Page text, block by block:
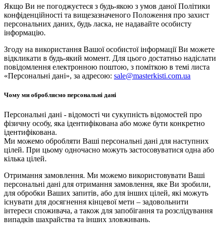
Якщо Ви не погоджуєтеся з будь-якою з умов даної Політики
конфіденційності та вищезазначеного Положення про захист
персональних даних, будь ласка, не надавайте особисту
інформацію.
Згоду на використання Вашої особистої інформації Ви можете
відкликати в будь-який момент. Для цього достатньо надіслати
повідомлення електронною поштою, з поміткою в темі листа
«Персональні дані», за адресою: sale@masterkisti.com.ua
Чому ми обробляємо персональні дані
Персональні дані - відомості чи сукупність відомостей про
фізичну особу, яка ідентифікована або може бути конкретно
ідентифікована.
Ми можемо обробляти Ваші персональні дані для наступних
цілей. При цьому одночасно можуть застосовуватися одна або
кілька цілей.
Отримання замовлення. Ми можемо використовувати Ваші
персональні дані для отримання замовлення, яке Ви зробили,
для обробки Ваших запитів, або для інших цілей, які можуть
існувати для досягнення кінцевої мети – задовольнити
інтереси споживача, а також для запобігання та розслідування
випадків шахрайства та інших зловживань.